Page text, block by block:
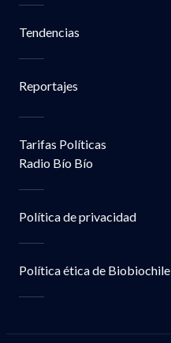
Tendencias
Reportajes
Tarifas Políticas
Radio Bío Bío
Política de privacidad
Política ética de Biobiochile